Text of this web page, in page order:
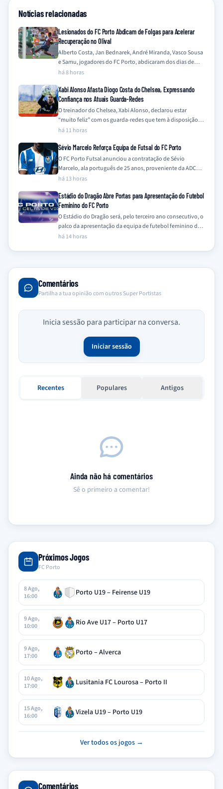
Notícias relacionadas
Lesionados do FC Porto Abdicam de Folgas para Acelerar
Recuperação no Olival
Alberto Costa, Jan Bednarek, André Miranda, Vasco Sousa
e Samu, jogadores do FC Porto, abdicaram dos dias de
folga para intensificar os…
há 8 horas
Xabi Alonso Afasta Diogo Costa do Chelsea, Expressando
Confiança nos Atuais Guarda-Redes
O treinador do Chelsea, Xabi Alonso, declarou estar
“muito feliz” com os guarda-redes que tem à disposição,
Mike Penders e Robert Sánchez,…
há 11 horas
Sévio Marcelo Reforça Equipa de Futsal do FC Porto
O FC Porto Futsal anunciou a contratação de Sévio
Marcelo, ala português de 25 anos, proveniente da ADCR
Caxinas Poça Barca, para…
há 13 horas
Estádio do Dragão Abre Portas para Apresentação do Futebol
Feminino do FC Porto
O Estádio do Dragão será, pelo terceiro ano consecutivo, o
palco da apresentação da equipa de futebol feminino do
FC Porto, num…
há 14 horas
Comentários
Partilha a tua opinião com outros Super Portistas
Inicia sessão para participar na conversa.
Iniciar sessão
Recentes Populares Antigos
Ainda não há comentários
Sê o primeiro a comentar!
Próximos Jogos
FC Porto
8 Ago,
16:00
Porto U19 – Feirense U19
9 Ago,
10:00
Rio Ave U17 – Porto U17
9 Ago,
17:00
Porto – Alverca
10 Ago,
17:00
Lusitania FC Lourosa – Porto II
15 Ago,
16:00
Vizela U19 – Porto U19
Ver todos os jogos →
Comentários